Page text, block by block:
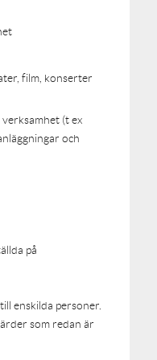
film, konserter
(t ex
och
på
enskilda personer.
som redan är